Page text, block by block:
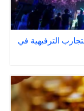
الترفيهية في